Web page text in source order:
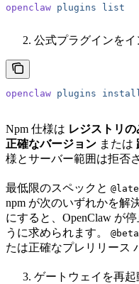
openclaw plugins list
公式プラグインをイ
openclaw plugins install
Npm 仕様は レジストリの
正確なバージョン または
様とサーバー範囲は拒否
最低限のスペックと
npm が次のいずれかを解
にすると、OpenClaw が
うに求められます。 @beta
たは正確なプレリリース
ゲートウェイを再起